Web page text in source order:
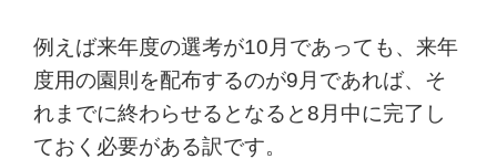
例えば来年度の選考が10月であっても、来年
度用の園則を配布するのが9月であれば、そ
れまでに終わらせるとなると8月中に完了し
ておく必要がある訳です。